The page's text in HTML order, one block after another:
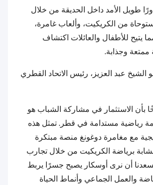
طويل الأمد داخل الحديقة من خلال
من الكريكيت، وألعاب غامرة،
يتيح للأطفال والعائلات اكتشاف
ممتعة وجذابة.
عبد العزيز، رئيس الاتحاد القطري
بأن الاستثمار في مشاركة الشباب هو
رياضية مستدامة في قطر. تمثل هذه
مع مغامرة دوغونغ منصة مبتكرة
برياضة الكريكيت من خلال تجارب
أن نرى أوسكار يصبح جسرًا يربط
والعمل الجماعي وأنماط الحياة